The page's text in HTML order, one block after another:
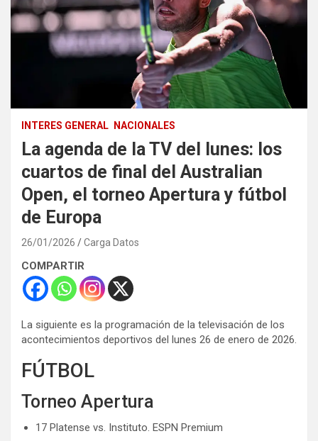
INTERES GENERAL NACIONALES
La agenda de la TV del lunes: los
cuartos de final del Australian
Open, el torneo Apertura y fútbol
de Europa
26/01/2026 Carga Datos
COMPARTIR
La siguiente es la programación de la televisación de los
acontecimientos deportivos del lunes 26 de enero de 2026.
FÚTBOL
Torneo Apertura
17 Platense vs. Instituto. ESPN Premium